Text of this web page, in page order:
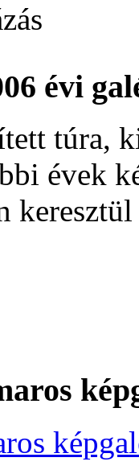
évi
túra,
évek